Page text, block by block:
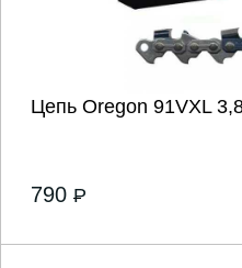
Цепь Oregon 91VXL
790 P